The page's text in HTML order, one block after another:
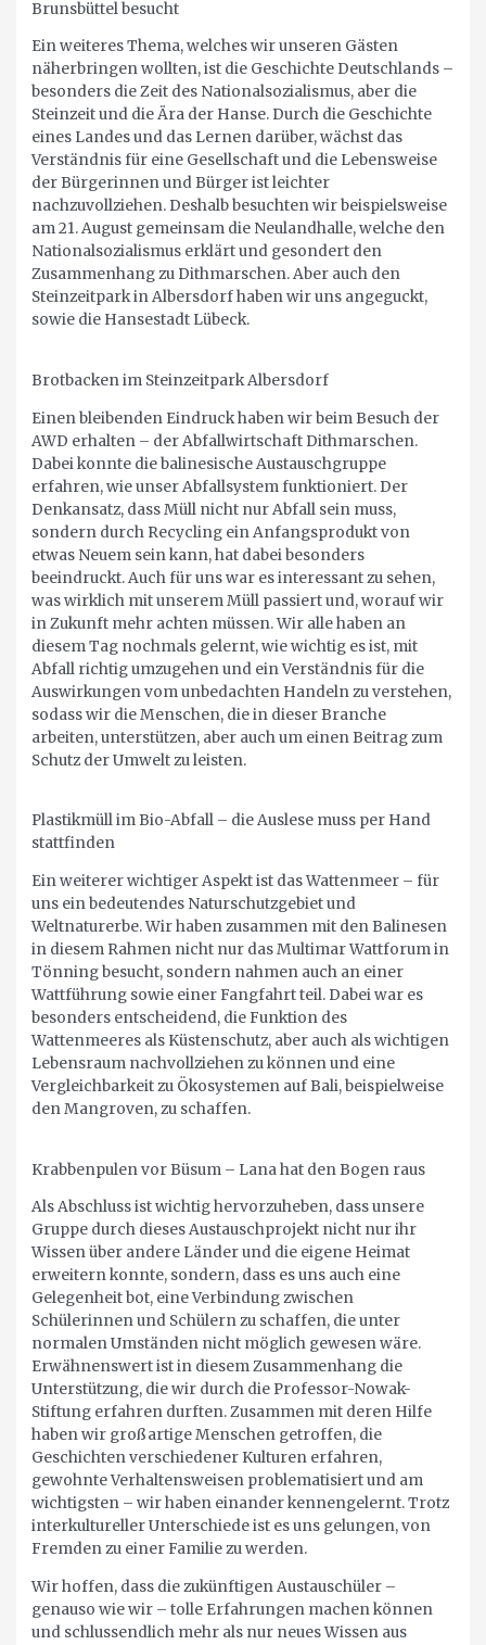
Brunsbüttel besucht
Ein weiteres Thema, welches wir unseren Gästen
näherbringen wollten, ist die Geschichte Deutschlands –
besonders die Zeit des Nationalsozialismus, aber die
Steinzeit und die Ära der Hanse. Durch die Geschichte
eines Landes und das Lernen darüber, wächst das
Verständnis für eine Gesellschaft und die Lebensweise
der Bürgerinnen und Bürger ist leichter
nachzuvollziehen. Deshalb besuchten wir beispielsweise
am 21. August gemeinsam die Neulandhalle, welche den
Nationalsozialismus erklärt und gesondert den
Zusammenhang zu Dithmarschen. Aber auch den
Steinzeitpark in Albersdorf haben wir uns angeguckt,
sowie die Hansestadt Lübeck.
Brotbacken im Steinzeitpark Albersdorf
Einen bleibenden Eindruck haben wir beim Besuch der
AWD erhalten – der Abfallwirtschaft Dithmarschen.
Dabei konnte die balinesische Austauschgruppe
erfahren, wie unser Abfallsystem funktioniert. Der
Denkansatz, dass Müll nicht nur Abfall sein muss,
sondern durch Recycling ein Anfangsprodukt von
etwas Neuem sein kann, hat dabei besonders
beeindruckt. Auch für uns war es interessant zu sehen,
was wirklich mit unserem Müll passiert und, worauf wir
in Zukunft mehr achten müssen. Wir alle haben an
diesem Tag nochmals gelernt, wie wichtig es ist, mit
Abfall richtig umzugehen und ein Verständnis für die
Auswirkungen vom unbedachten Handeln zu verstehen,
sodass wir die Menschen, die in dieser Branche
arbeiten, unterstützen, aber auch um einen Beitrag zum
Schutz der Umwelt zu leisten.
Plastikmüll im Bio-Abfall – die Auslese muss per Hand
stattfinden
Ein weiterer wichtiger Aspekt ist das Wattenmeer – für
uns ein bedeutendes Naturschutzgebiet und
Weltnaturerbe. Wir haben zusammen mit den Balinesen
in diesem Rahmen nicht nur das Multimar Wattforum in
Tönning besucht, sondern nahmen auch an einer
Wattführung sowie einer Fangfahrt teil. Dabei war es
besonders entscheidend, die Funktion des
Wattenmeeres als Küstenschutz, aber auch als wichtigen
Lebensraum nachvollziehen zu können und eine
Vergleichbarkeit zu Ökosystemen auf Bali, beispielweise
den Mangroven, zu schaffen.
Krabbenpulen vor Büsum – Lana hat den Bogen raus
Als Abschluss ist wichtig hervorzuheben, dass unsere
Gruppe durch dieses Austauschprojekt nicht nur ihr
Wissen über andere Länder und die eigene Heimat
erweitern konnte, sondern, dass es uns auch eine
Gelegenheit bot, eine Verbindung zwischen
Schülerinnen und Schülern zu schaffen, die unter
normalen Umständen nicht möglich gewesen wäre.
Erwähnenswert ist in diesem Zusammenhang die
Unterstützung, die wir durch die Professor-Nowak-
Stiftung erfahren durften. Zusammen mit deren Hilfe
haben wir großartige Menschen getroffen, die
Geschichten verschiedener Kulturen erfahren,
gewohnte Verhaltensweisen problematisiert und am
wichtigsten – wir haben einander kennengelernt. Trotz
interkultureller Unterschiede ist es uns gelungen, von
Fremden zu einer Familie zu werden.
Wir hoffen, dass die zukünftigen Austauschüler –
genauso wie wir – tolle Erfahrungen machen können
und schlussendlich mehr als nur neues Wissen aus